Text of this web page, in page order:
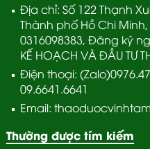
Địa chỉ: Số 122 Thạnh
Thành phố Hồ Chi
0316098383, Đăng ký
KẾ HOẠCH VÀ ĐẦU TƯ
Điện thoại:
09.6641.6641
Email:
Thường được tím kiếm